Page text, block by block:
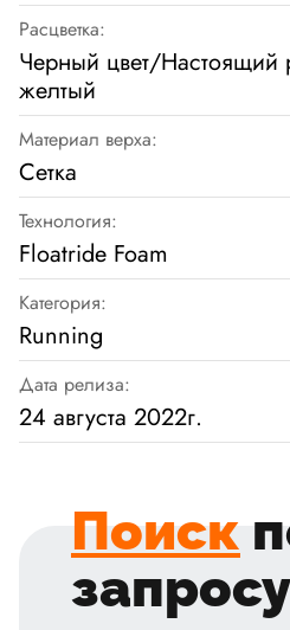
Расцветка:
Черный цвет/Настоящий
желтый
Материал верха:
Сетка
Технология:
Floatride Foam
Категория:
Running
Дата релиза:
24 августа 2022г.
Поиск
запросу